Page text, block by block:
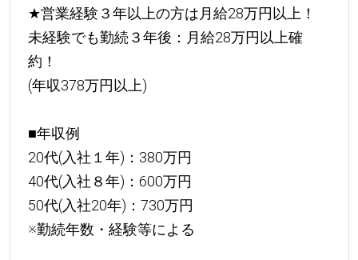
★営業経験３年以上の方は月給28万円以上！
未経験でも勤続３年後：月給28万円以上確
約！
(年収378万円以上)
■年収例
20代(入社１年)：380万円
40代(入社８年)：600万円
50代(入社20年)：730万円
※勤続年数・経験等による